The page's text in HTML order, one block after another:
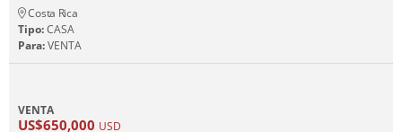
Costa Rica
Tipo:CASA
Para:VENTA
VENTA
US$650,000 USD